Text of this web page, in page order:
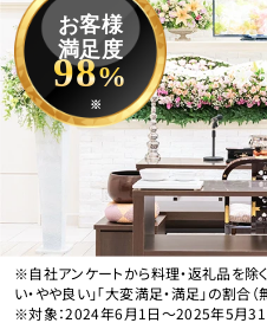
お客様
満足度
98%
※
※自社アンケートから料理・返礼品を除
い・やや良い」「大変満足・満足」の割合
※対象：2024年6月1日〜2025年5月